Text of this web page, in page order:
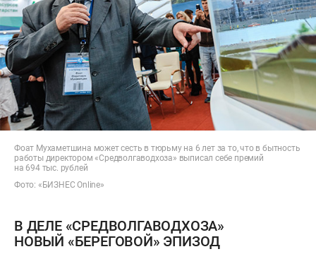
Фоат Мухаметшина может сесть в тюрьму на 6 лет за то, что в бытность
работы директором «Средволгаводхоза» выписал себе премий
на 694 тыс. рублей
Фото: «БИЗНЕС Online»
В ДЕЛЕ «СРЕДВОЛГАВОДХОЗА»
НОВЫЙ «БЕРЕГОВОЙ» ЭПИЗОД